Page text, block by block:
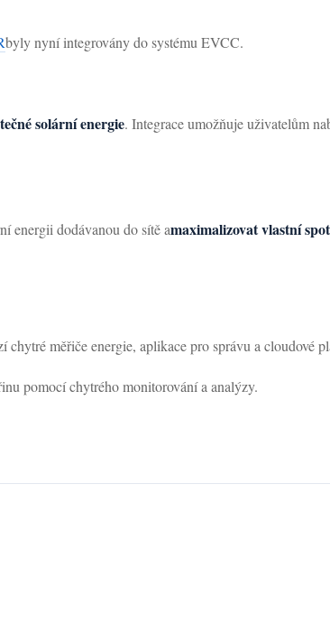
byly nyní integrovány do systému EVCC.
solární energie. Integrace umožňuje uživatelům
energii dodávanou do sítě amaximalizovat vlastní
měřiče energie, aplikace pro správu a cloudové
pomocí chytrého monitorování a analýzy.